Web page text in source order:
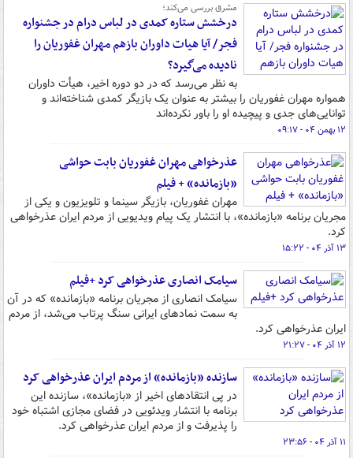
مشرق بررسی می‌کند؛
درخشش ستاره کمدی در لباس درام در جشنواره
فجر/ آیا هیات داوران بازهم مهران غفوریان را
نادیده می‌گیرد؟
به نظر می‌رسد که در دو دوره اخیر، هیأت داوران
همواره مهران غفوریان را بیشتر به عنوان یک بازیگر کمدی شناخته‌اند و
توانایی‌های جدی و پیچیده او را باور نکرده‌اند
۱۲ بهمن ۰۴ - ۰۹:۱۷
عذرخواهی مهران غفوریان بابت حواشی
«بازمانده» + فیلم
مهران غفوریان، بازیگر سینما و تلویزیون و یکی از
مجریان برنامه «بازمانده»، با انتشار یک پیام ویدیویی از مردم ایران عذرخواهی
کرد.
۱۳ آذر ۰۴ - ۱۵:۲۲
سیامک انصاری عذرخواهی کرد +فیلم
سیامک انصاری از مجریان برنامه «بازمانده» که در آن
به سمت نمادهای ایرانی سنگ پرتاب می‌شد، از مردم
ایران عذرخواهی کرد.
۱۲ آذر ۰۴ - ۲۱:۲۷
سازنده «بازمانده» از مردم ایران عذرخواهی کرد
در پی انتقادهای اخیر از «بازمانده»، سازنده این
برنامه با انتشار ویدئویی در فضای مجازی اشتباه خود
را پذیرفت و از مردم ایران عذرخواهی کرد.
۱۱ آذر ۰۴ - ۲۳:۵۶